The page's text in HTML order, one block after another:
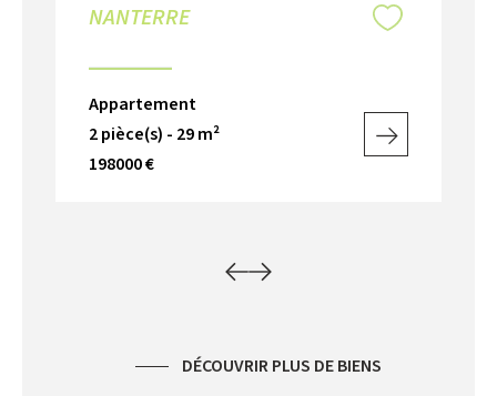
NANTERRE
Appartement
2 pièce(s) - 29 m²
198000 €
DÉCOUVRIR PLUS DE BIENS